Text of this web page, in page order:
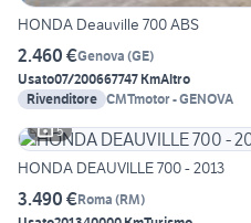
HONDA Deauville 700 ABS
2.460 €Genova (GE)
Usato07/200667747 KmAltro
Rivenditore CMTmotor - GENOVA
5
HONDA DEAUVILLE 700 - 2013
3.490 €Roma (RM)